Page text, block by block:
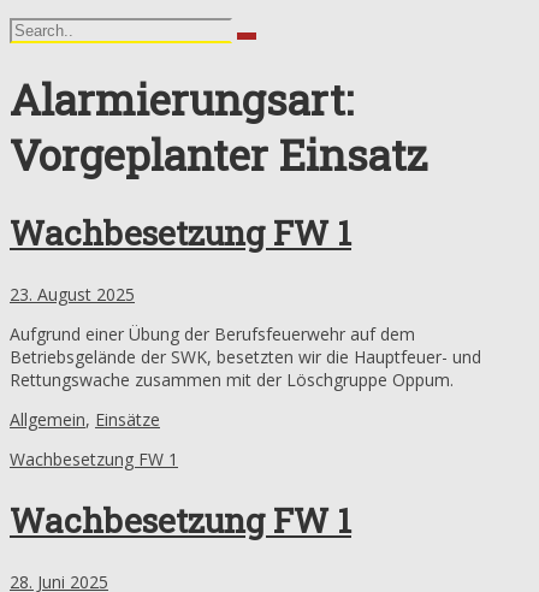
Alarmierungsart:
Vorgeplanter Einsatz
Wachbesetzung FW 1
23. August 2025
Aufgrund einer Übung der Berufsfeuerwehr auf dem
Betriebsgelände der SWK, besetzten wir die Hauptfeuer- und
Rettungswache zusammen mit der Löschgruppe Oppum.
Allgemein, Einsätze
Wachbesetzung FW 1
Wachbesetzung FW 1
28. Juni 2025